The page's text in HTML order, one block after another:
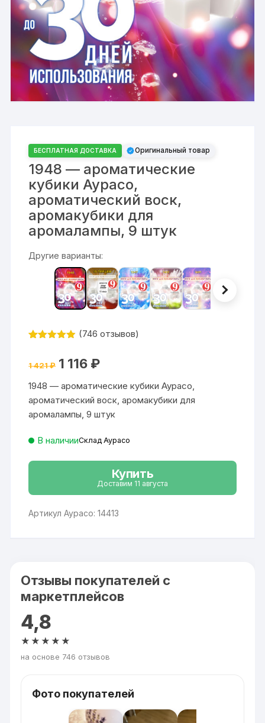
БЕСПЛАТНАЯ ДОСТАВКА Оригинальный товар
1948 — ароматические
кубики Аурасо,
ароматический воск,
аромакубики для
аромалампы, 9 штук
Другие варианты:
на основе
пользовате
лей
(746 отзывов)
1 421₽ Первоначальная
цена
1
421 ₽.
1 116 ₽Текущая
116 ₽.
1948 — ароматические кубики Аурасо,
ароматический воск, аромакубики для
аромалампы, 9 штук
В наличииСклад Аурасо
Купить
Доставим 11 августа
Артикул Аурасо: 14413
Отзывы покупателей с
маркетплейсов
4,8
★★★★★
на основе 746 отзывов
Фото покупателей